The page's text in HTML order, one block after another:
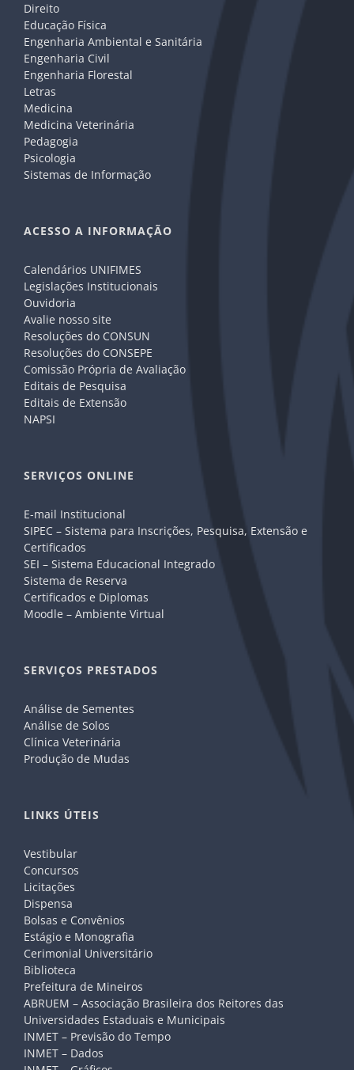
Direito
Educação Física
Engenharia Ambiental e Sanitária
Engenharia Civil
Engenharia Florestal
Letras
Medicina
Medicina Veterinária
Pedagogia
Psicologia
Sistemas de Informação
ACESSO A INFORMAÇÃO
Calendários UNIFIMES
Legislações Institucionais
Ouvidoria
Avalie nosso site
Resoluções do CONSUN
Resoluções do CONSEPE
Comissão Própria de Avaliação
Editais de Pesquisa
Editais de Extensão
NAPSI
SERVIÇOS ONLINE
E-mail Institucional
SIPEC – Sistema para Inscrições, Pesquisa, Extensão e
Certificados
SEI – Sistema Educacional Integrado
Sistema de Reserva
Certificados e Diplomas
Moodle – Ambiente Virtual
SERVIÇOS PRESTADOS
Análise de Sementes
Análise de Solos
Clínica Veterinária
Produção de Mudas
LINKS ÚTEIS
Vestibular
Concursos
Licitações
Dispensa
Bolsas e Convênios
Estágio e Monografia
Cerimonial Universitário
Biblioteca
Prefeitura de Mineiros
ABRUEM – Associação Brasileira dos Reitores das
Universidades Estaduais e Municipais
INMET – Previsão do Tempo
INMET – Dados